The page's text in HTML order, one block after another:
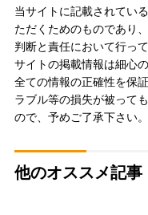
当サイトに記載されてい
ただくためのものであり
判断と責任において行っ
サイトの掲載情報は細心
全ての情報の正確性を保
ラブル等の損失が被って
ので、予めご了承下さい。
他のオススメ記事